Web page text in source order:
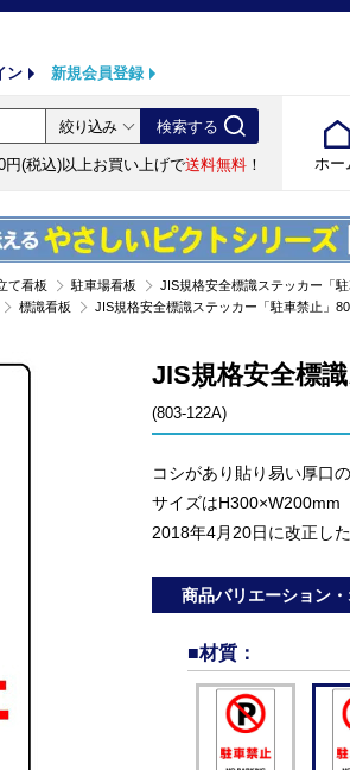
ン 新規会員登録
ホー
円(税込)以上お買い上げで送料無料 ！
て看板 駐車場看板
JIS規格安全標識ステッカー「
標識看板 JIS規格安全標識ステッカー「駐車禁止」
JIS規格安全標
(803-122A)
コシがあり貼り易い厚口
サイズはH300×W200mm
2018年4月20日に改正し
商品バリエーション
■材質 ：